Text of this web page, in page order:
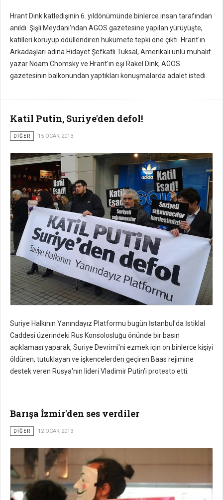
Hrant Dink katledişinin 6. yıldönümünde binlerce insan tarafından
anıldı. Şişli Meydanı'ndan AGOS gazetesine yapılan yürüyüşte,
katilleri koruyup ödüllendiren hükümete tepki öne çıktı. Hrant'ın
Arkadaşları adına Hidayet Şefkatli Tuksal, Amerikalı ünlü muhalif
yazar Noam Chomsky ve Hrant'ın eşi Rakel Dink, AGOS
gazetesinin balkonundan yaptıkları konuşmalarda adalet istedi.
Katil Putin, Suriye'den defol!
DİĞER 15 OCAK 2013
Suriye Halkının Yanındayız Platformu bugün İstanbul'da İstiklal
Caddesi üzerindeki Rus Konsolosluğu önünde bir basın
açıklaması yaparak, Suriye Devrimi'ni ezmek için on binlerce kişiyi
öldüren, tutuklayan ve işkencelerden geçiren Baas rejimine
destek veren Rusya'nın lideri Vladimir Putin'i protesto etti.
Barışa İzmir'den ses verdiler
DİĞER 12 OCAK 2013